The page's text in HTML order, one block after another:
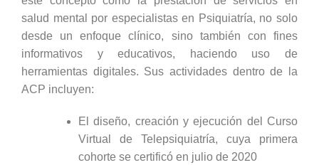
salud mental por especialistas en Psiquiatría, no solo
desde un enfoque clínico, sino también con fines
informativos y educativos, haciendo uso de
herramientas digitales. Sus actividades dentro de la
ACP incluyen:
El diseño, creación y ejecución del Curso
Virtual de Telepsiquiatría, cuya primera
cohorte se certificó en julio de 2020